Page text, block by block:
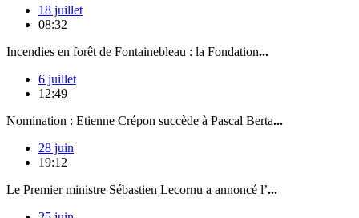
18 juillet
08:32
Incendies en forêt de Fontainebleau : la Fondation...
6 juillet
12:49
Nomination : Etienne Crépon succède à Pascal Berta...
28 juin
19:12
Le Premier ministre Sébastien Lecornu a annoncé l’...